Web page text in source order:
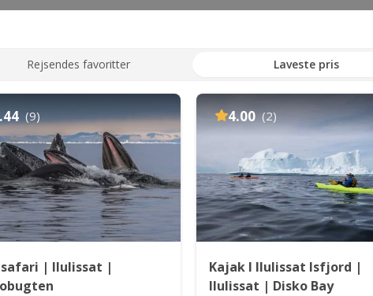
Rejsendes favoritter Laveste pris
(9)
| Ilulissat |
4.00 (2)
Kajak I Ilulissat Isfjord |
Ilulissat | Disko Bay